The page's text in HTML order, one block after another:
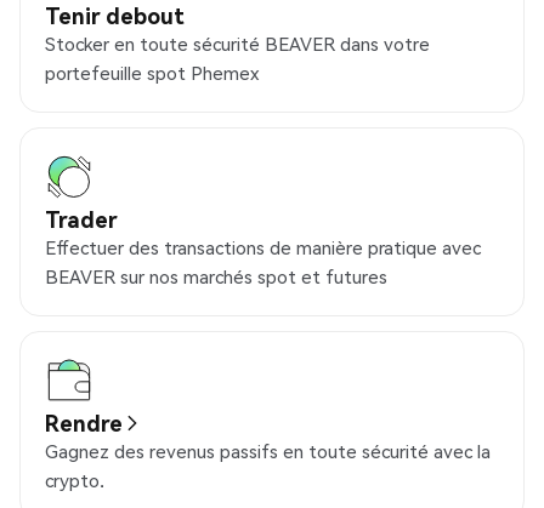
Tenir debout
Stocker en toute sécurité BEAVER dans votre
portefeuille spot Phemex
Trader
Effectuer des transactions de manière pratique avec
BEAVER sur nos marchés spot et futures
Rendre
Gagnez des revenus passifs en toute sécurité avec la
crypto.